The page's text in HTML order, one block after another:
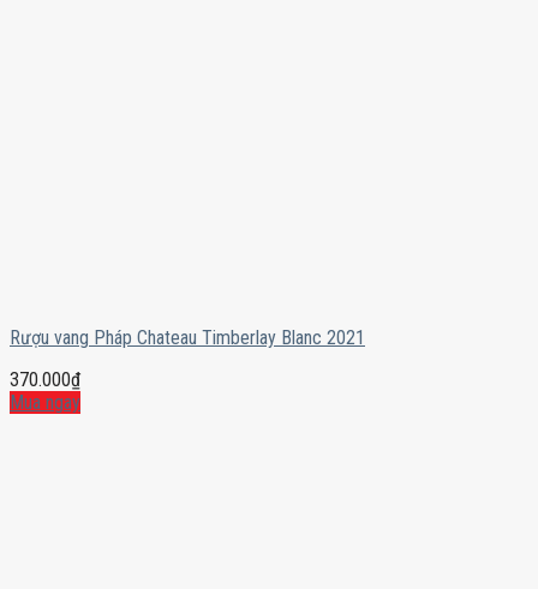
Rượu vang Pháp Chateau Timberlay Blanc 2021
370.000₫
Mua ngay